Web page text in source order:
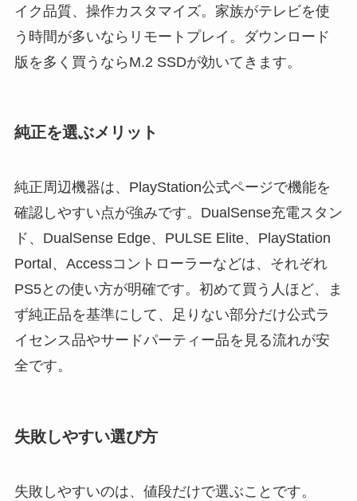
イク品質、操作カスタマイズ。家族がテレビを使
う時間が多いならリモートプレイ。ダウンロード
版を多く買うならM.2 SSDが効いてきます。
純正を選ぶメリット
純正周辺機器は、PlayStation公式ページで機能を
確認しやすい点が強みです。DualSense充電スタン
ド、DualSense Edge、PULSE Elite、PlayStation
Portal、Accessコントローラーなどは、それぞれ
PS5との使い方が明確です。初めて買う人ほど、ま
ず純正品を基準にして、足りない部分だけ公式ラ
イセンス品やサードパーティー品を見る流れが安
全です。
失敗しやすい選び方
失敗しやすいのは、値段だけで選ぶことです。